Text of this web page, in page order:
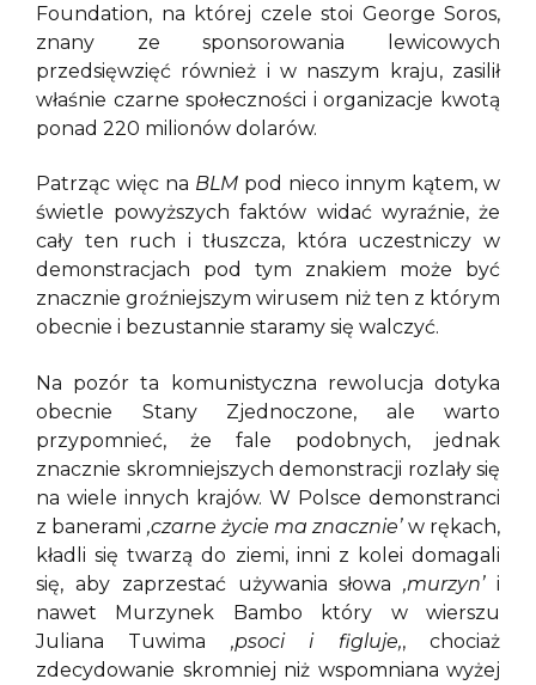
Foundation, na której czele stoi George Soros,
znany ze sponsorowania lewicowych
przedsięwzięć również i w naszym kraju, zasilił
właśnie czarne społeczności i organizacje kwotą
ponad 220 milionów dolarów.
Patrząc więc na BLM pod nieco innym kątem, w
świetle powyższych faktów widać wyraźnie, że
cały ten ruch i tłuszcza, która uczestniczy w
demonstracjach pod tym znakiem może być
znacznie groźniejszym wirusem niż ten z którym
obecnie i bezustannie staramy się walczyć.
Na pozór ta komunistyczna rewolucja dotyka
obecnie Stany Zjednoczone, ale warto
przypomnieć, że fale podobnych, jednak
znacznie skromniejszych demonstracji rozlały się
na wiele innych krajów. W Polsce demonstranci
z banerami ‚czarne życie ma znacznie’w rękach,
kładli się twarzą do ziemi, inni z kolei domagali
się, aby zaprzestać używania słowa‚murzyn’i
nawet Murzynek Bambo który w wierszu
Juliana Tuwima ‚psoci i figluje,‚ chociaż
zdecydowanie skromniej niż wspomniana wyżej